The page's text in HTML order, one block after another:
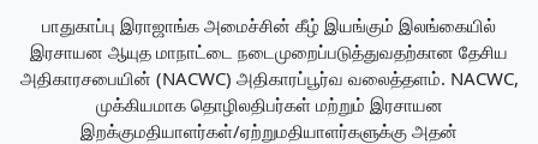
பாதுகாப்பு இராஜாங்க அமைச்சின் கீழ் இயங்கும் இலங்கையில்
இரசாயன ஆயுத மாநாட்டை நடைமுறைப்படுத்துவதற்கான தேசிய
அதிகாரசபையின் (NACWC) அதிகாரப்பூர்வ வலைத்தளம். NACWC,
முக்கியமாக தொழிலதிபர்கள் மற்றும் இரசாயன
இறக்குமதியாளர்கள்/ஏற்றுமதியாளர்களுக்கு அதன்